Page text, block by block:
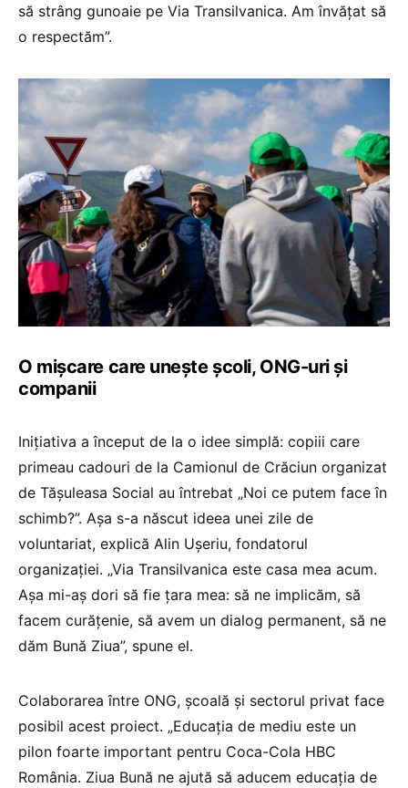
să strâng gunoaie pe Via Transilvanica. Am învățat să
o respectăm”.
O mișcare care unește școli, ONG-uri și
companii
Inițiativa a început de la o idee simplă: copiii care
primeau cadouri de la Camionul de Crăciun organizat
de Tășuleasa Social au întrebat „Noi ce putem face în
schimb?”. Așa s-a născut ideea unei zile de
voluntariat, explică Alin Ușeriu, fondatorul
organizației. „Via Transilvanica este casa mea acum.
Așa mi-aș dori să fie țara mea: să ne implicăm, să
facem curățenie, să avem un dialog permanent, să ne
dăm Bună Ziua”, spune el.
Colaborarea între ONG, școală și sectorul privat face
posibil acest proiect. „Educația de mediu este un
pilon foarte important pentru Coca-Cola HBC
România. Ziua Bună ne ajută să aducem educația de